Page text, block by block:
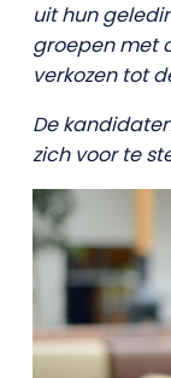
uit hun
groepen met
verkozen tot
De
zich voor te